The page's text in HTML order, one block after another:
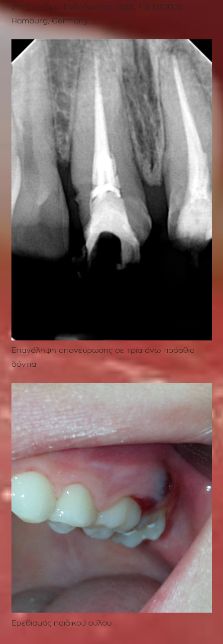
21ο Συνέδριο Ενδοδοντίας VDZE, 1-2. 07.2022
Hamburg, Germany
Επανάληψη απονεύρωσης σε τρία άνω πρόσθια
δόντια
Ερεθισμός παιδικού ούλου